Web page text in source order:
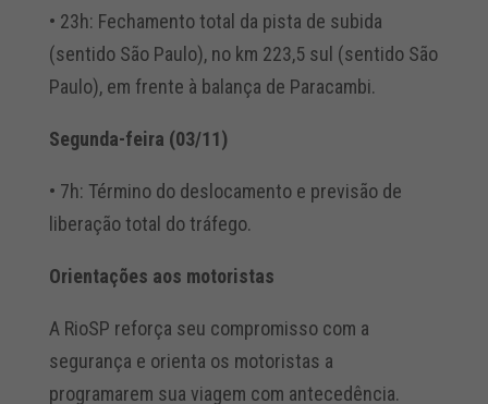
• 23h: Fechamento total da pista de subida
(sentido São Paulo), no km 223,5 sul (sentido São
Paulo), em frente à balança de Paracambi.
Segunda-feira (03/11)
• 7h: Término do deslocamento e previsão de
liberação total do tráfego.
Orientações aos motoristas
A RioSP reforça seu compromisso com a
segurança e orienta os motoristas a
programarem sua viagem com antecedência.